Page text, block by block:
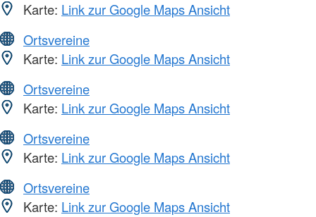
Karte: Link zur Google Maps Ansicht
Ortsvereine
Karte: Link zur Google Maps Ansicht
Ortsvereine
Karte: Link zur Google Maps Ansicht
Ortsvereine
Karte: Link zur Google Maps Ansicht
Ortsvereine
Karte: Link zur Google Maps Ansicht